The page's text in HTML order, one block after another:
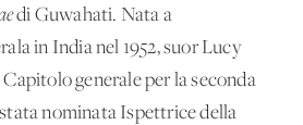
di Guwahati. Nata a
in India nel 1952, suor Lucy
generale per la seconda
nominata Ispettrice della